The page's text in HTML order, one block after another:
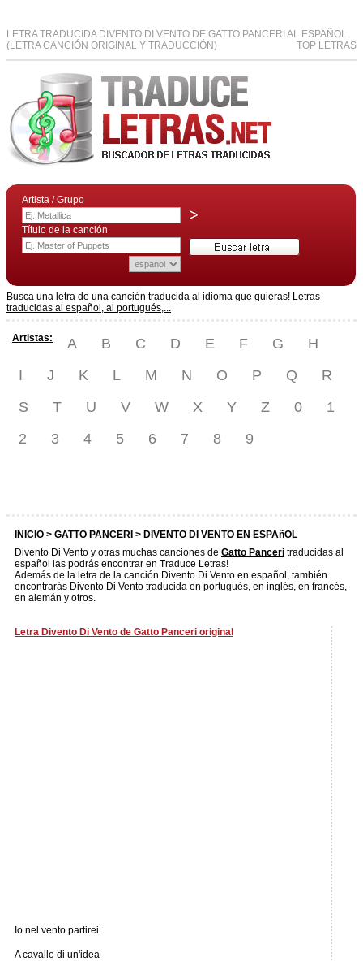
LETRA TRADUCIDA DIVENTO DI VENTO DE GATTO PANCERI AL ESPAÑOL
(LETRA CANCIÓN ORIGINAL Y TRADUCCIÓN)
TOP LETRAS
Artista / Grupo
>
Título de la canción
Busca una letra de una canción traducida al idioma que quieras! Letras
traducidas al español, al portugués,...
Artistas: A B C D E F G
H
I
J K L M N O P Q
R
S
T U V W X Y Z 0
1
2
3 4 5 6 7 8 9
INICIO > GATTO PANCERI > DIVENTO DI VENTO EN ESPAñOL
Divento Di Vento y otras muchas canciones de Gatto Panceri traducidas al
español las podrás encontrar en Traduce Letras!
Además de la letra de la canción Divento Di Vento en español, también
encontrarás Divento Di Vento traducida en portugués, en inglés, en francés,
en alemán y otros.
Letra Divento Di Vento de Gatto Panceri original
Io nel vento partirei
A cavallo di un'idea